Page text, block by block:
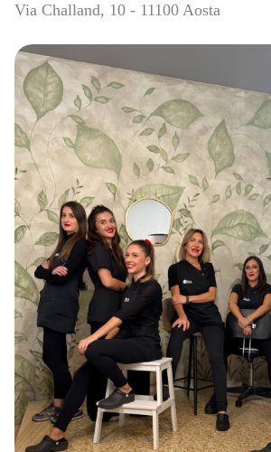
Via Challand, 10 - 11100 Aosta